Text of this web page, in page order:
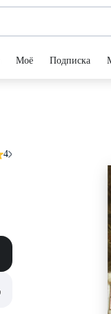
Моё Подписка
4